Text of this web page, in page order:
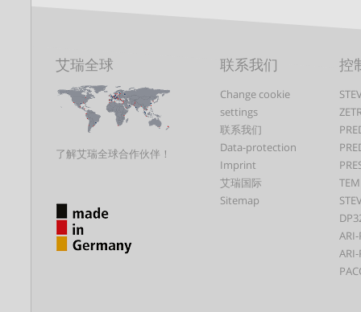
艾瑞全球
了解艾瑞全球合作伙伴！
联系我们
Change cookie
settings
联系我们
Data-protection
Imprint
艾瑞国际
Sitemap
控